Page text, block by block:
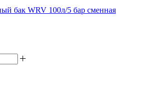
бак WRV 100л/5 бар сменная